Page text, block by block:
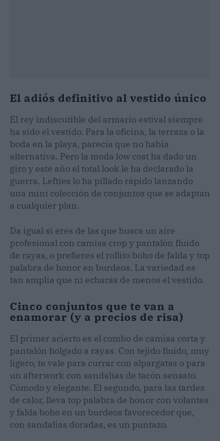
El adiós definitivo al vestido único
El rey indiscutible del armario estival siempre
ha sido el vestido. Para la oficina, la terraza o la
boda en la playa, parecía que no había
alternativa. Pero la moda low cost ha dado un
giro y este año el total look le ha declarado la
guerra. Lefties lo ha pillado rápido lanzando
una mini colección de conjuntos que se adaptan
a cualquier plan.
Da igual si eres de las que busca un aire
profesional con camisa crop y pantalón fluido
de rayas, o prefieres el rollito boho de falda y top
palabra de honor en burdeos. La variedad es
tan amplia que ni echarás de menos el vestido.
Cinco conjuntos que te van a
enamorar (y a precios de risa)
El primer acierto es el combo de camisa corta y
pantalón holgado a rayas. Con tejido fluido, muy
ligero, te vale para currar con alpargatas o para
un afterwork con sandalias de tacón sensato.
Cómodo y elegante. El segundo, para las tardes
de calor, lleva top palabra de honor con volantes
y falda boho en un burdeos favorecedor que,
con sandalias doradas, es un puntazo.